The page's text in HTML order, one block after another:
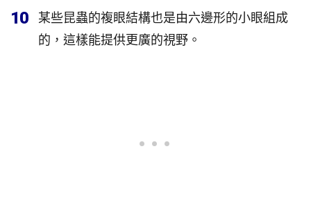
10
某些昆蟲的複眼結構也是由六邊形的小眼組成
的，這樣能提供更廣的視野。